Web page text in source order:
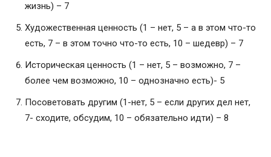
жизнь) – 7
Художественная ценность (1 – нет, 5 – а в этом что-то
есть, 7 – в этом точно что-то есть, 10 – шедевр) – 7
Историческая ценность (1 – нет, 5 – возможно, 7 –
более чем возможно, 10 – однозначно есть)- 5
Посоветовать другим (1-нет, 5 – если других дел нет,
7- сходите, обсудим, 10 – обязательно идти) – 8